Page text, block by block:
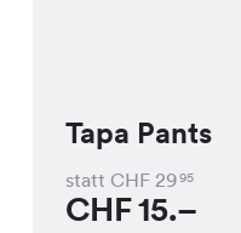
Tapa Pants
statt CHF 2995
CHF15.–